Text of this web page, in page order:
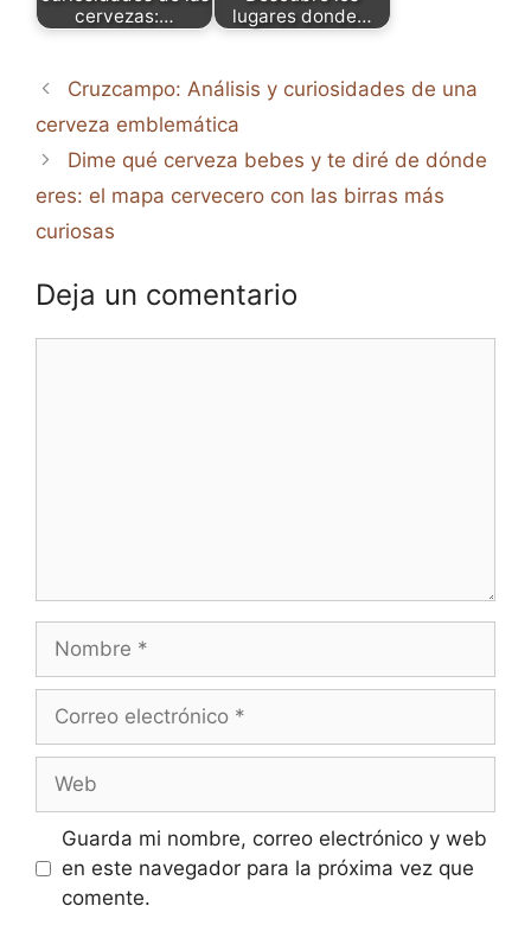
cervezas:…
lugares donde…
Cruzcampo: Análisis y curiosidades de una
cerveza emblemática
Dime qué cerveza bebes y te diré de dónde
eres: el mapa cervecero con las birras más
curiosas
Deja un comentario
Nombre
Correo
Web
Guarda mi nombre, correo electrónico y web
en este navegador para la próxima vez que
comente.